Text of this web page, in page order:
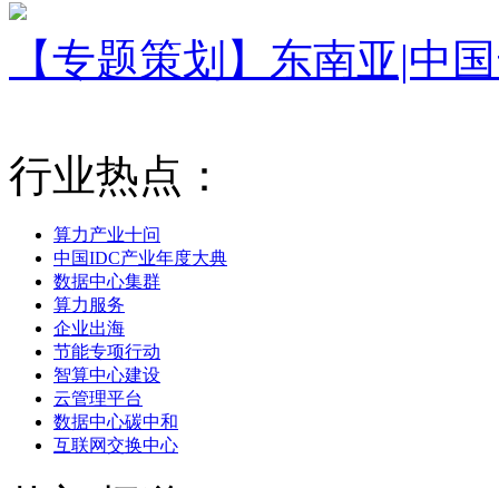
【专题策划】东南亚|中
行业热点：
算力产业十问
中国IDC产业年度大典
数据中心集群
算力服务
企业出海
节能专项行动
智算中心建设
云管理平台
数据中心碳中和
互联网交换中心